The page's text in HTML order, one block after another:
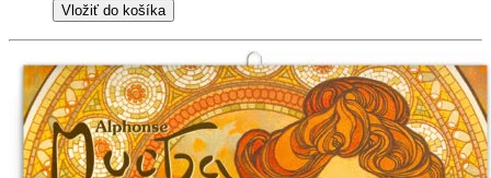
Vložiť do košíka